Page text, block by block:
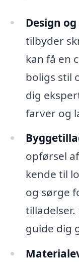
Design
tilbyder
kan få en
boligs stil
dig
farver og
opførsel
kende til
og sørge
guide dig